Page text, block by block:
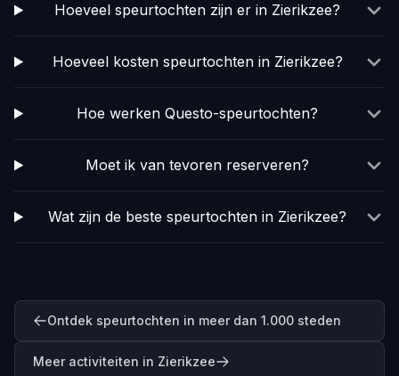
Hoeveel speurtochten zijn er in Zierikzee?
Hoeveel kosten speurtochten in Zierikzee?
Hoe werken Questo-speurtochten?
Moet ik van tevoren reserveren?
Wat zijn de beste speurtochten in Zierikzee?
Ontdek speurtochten in meer dan 1.000 steden
Meer activiteiten in Zierikzee